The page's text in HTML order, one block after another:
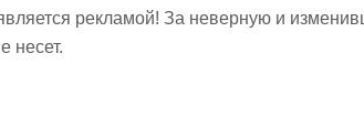
рекламой! За неверную и
несет.